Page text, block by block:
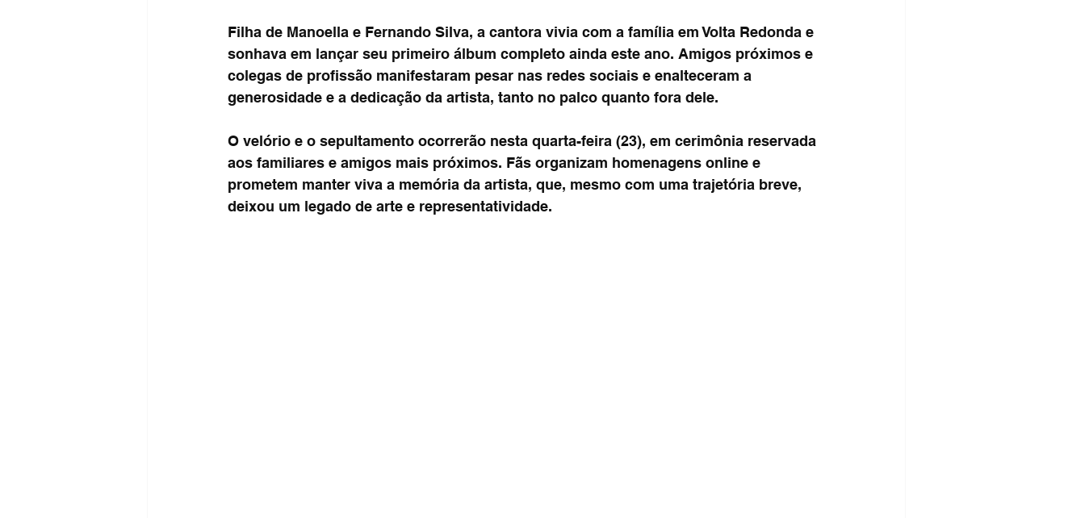
Filha de Manoella e Fernando Silva, a cantora vivia com a família em Volta Redonda e
sonhava em lançar seu primeiro álbum completo ainda este ano. Amigos próximos e
colegas de profissão manifestaram pesar nas redes sociais e enalteceram a
generosidade e a dedicação da artista, tanto no palco quanto fora dele.
O velório e o sepultamento ocorrerão nesta quarta-feira (23), em cerimônia reservada
aos familiares e amigos mais próximos. Fãs organizam homenagens online e
prometem manter viva a memória da artista, que, mesmo com uma trajetória breve,
deixou um legado de arte e representatividade.